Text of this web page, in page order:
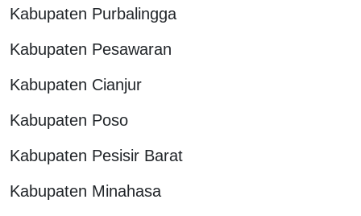
Kabupaten Purbalingga
Kabupaten Pesawaran
Kabupaten Cianjur
Kabupaten Poso
Kabupaten Pesisir Barat
Kabupaten Minahasa